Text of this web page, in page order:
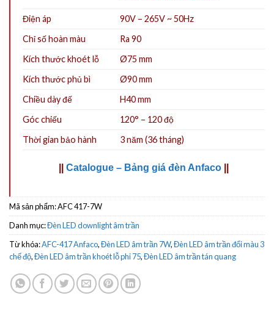
Điện áp
90V – 265V ~ 50Hz
Chỉ số hoàn màu
Ra 90
Kích thước khoét lỗ
Ø75 mm
Kích thước phủ bì
Ø90 mm
Chiều dày đế
H40 mm
Góc chiếu
120° – 120 độ
Thời gian bảo hành
3 năm (36 tháng)
Catalogue – Bảng giá đèn Anfaco
Mã sản phẩm:AFC 417-7W
Danh mục:Đèn LED downlight âm trần
Từ khóa:AFC-417 Anfaco,Đèn LED âm trần 7W,Đèn LED âm trần đổi màu 3
chế độ,Đèn LED âm trần khoét lỗ phi 75,Đèn LED âm trần tán quang